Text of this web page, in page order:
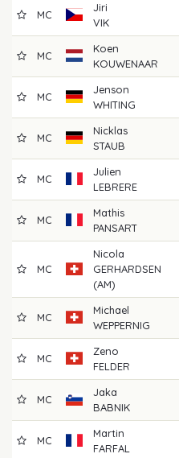
MC
Jiri
VIK
MC
Koen
KOUWENAAR
MC
Jenson
WHITING
MC
Nicklas
STAUB
MC
Julien
LEBRERE
MC
Mathis
PANSART
MC
Nicola
GERHARDSEN
(AM)
MC
Michael
WEPPERNIG
MC
Zeno
FELDER
MC
Jaka
BABNIK
MC
Martin
FARFAL